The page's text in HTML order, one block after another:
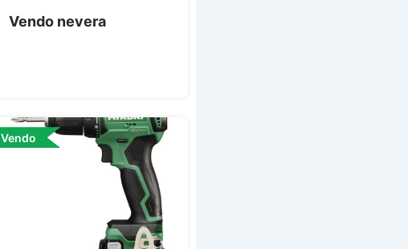
Vendo nevera
Vendo